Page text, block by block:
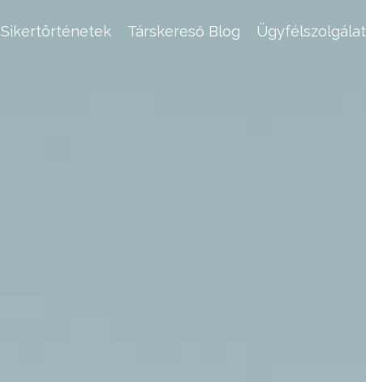
Sikertörténetek Társkereső Blog Ügyfélszolgálat